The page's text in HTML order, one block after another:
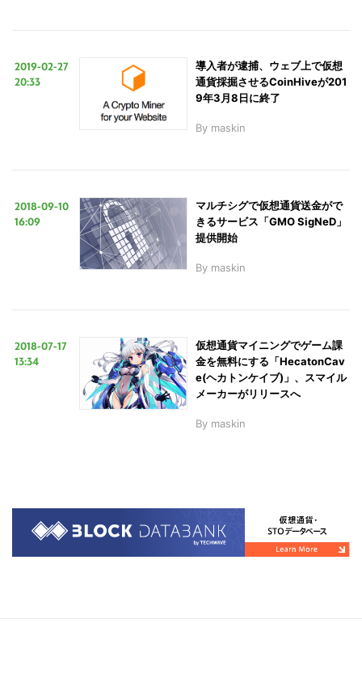
2019-02-27
20:33
導入者が逮捕、ウェブ上で仮想
通貨採掘させるCoinHiveが201
9年3月8日に終了
By maskin
2018-09-10
16:09
マルチシグで仮想通貨送金がで
きるサービス「GMO SigNeD」
提供開始
By maskin
2018-07-17
13:34
仮想通貨マイニングでゲーム課
金を無料にする「HecatonCav
e(ヘカトンケイブ)」、スマイル
メーカーがリリースへ
By maskin